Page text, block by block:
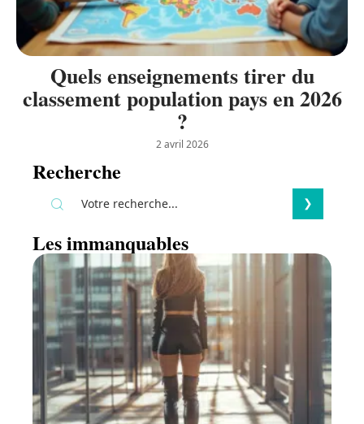
Quels enseignements tirer du
classement population pays en 2026
?
2 avril 2026
Recherche
Les immanquables